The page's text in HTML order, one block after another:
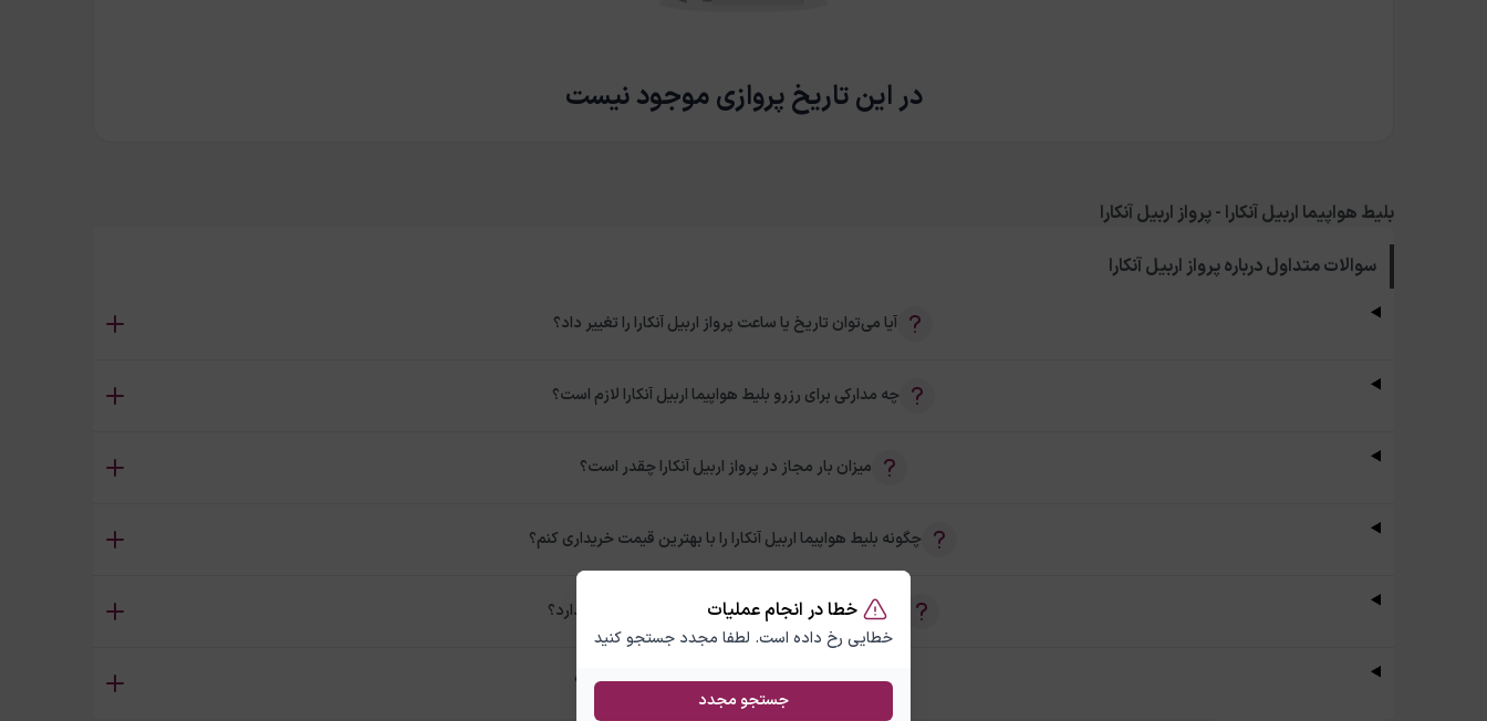
خطا در انجام عملیات
خطایی رخ داده است. لطفا مجدد جستجو کنید
جستجو مجدد
در این تاریخ پروازی موجود نیست
بلیط هواپیما اربیل آنکارا - پرواز اربیل آنکارا
سوالات متداول دربارهپرواز اربیل آنکارا
آیا می‌توان تاریخ یا ساعت پرواز اربیل آنکارا را تغییر داد؟
چه مدارکی برای رزرو بلیط هواپیما اربیل آنکارا لازم است؟
میزان بار مجاز در پرواز اربیل آنکارا چقدر است؟
چگونه بلیط هواپیما اربیل آنکارا را با بهترین قیمت خریداری کنم؟
آیا امکان خرید بلیط رفت و برگشت اربیل آنکارا وجود دارد؟
تفاوت بلیط چارتر و سیستمی اربیل آنکارا چیست؟